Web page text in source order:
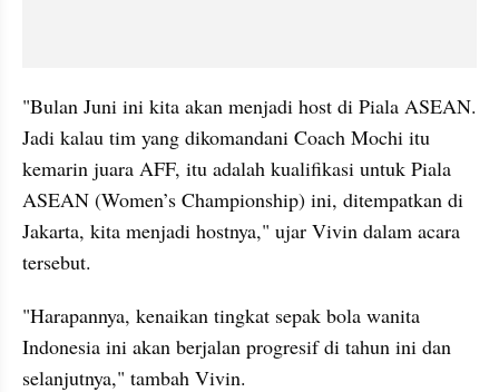
"Bulan Juni ini kita akan menjadi host di Piala ASEAN.
Jadi kalau tim yang dikomandani Coach Mochi itu
kemarin juara AFF, itu adalah kualifikasi untuk Piala
ASEAN (Women’s Championship) ini, ditempatkan di
Jakarta, kita menjadi hostnya," ujar Vivin dalam acara
tersebut.
"Harapannya, kenaikan tingkat sepak bola wanita
Indonesia ini akan berjalan progresif di tahun ini dan
selanjutnya," tambah Vivin.